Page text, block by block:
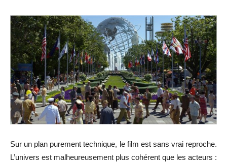
Sur un plan purement technique, le film est sans vrai reproche.
L’univers est malheureusement plus cohérent que les acteurs :